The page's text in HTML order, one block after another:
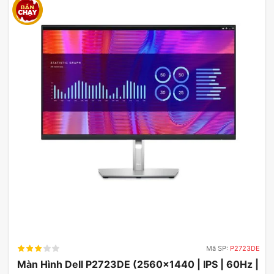
mắt. Chế độ làm mờ sáng và hưởng ứng động
mang lại chất lượng hình ảnh sắc nét hơn, đồng
Mã SP: P2723DE
Màn Hình Dell P2723DE (2560×1440 | IPS | 60Hz |